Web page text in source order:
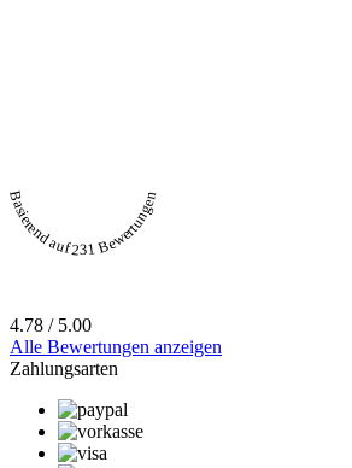
Basierend auf 231 Bewertungen
4.78 / 5.00
Alle Bewertungen anzeigen
Zahlungsarten